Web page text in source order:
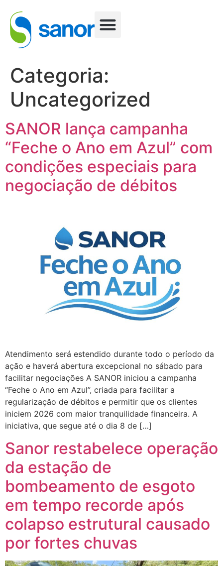
Categoria:
Uncategorized
SANOR lança campanha
“Feche o Ano em Azul” com
condições especiais para
negociação de débitos
Atendimento será estendido durante todo o período da
ação e haverá abertura excepcional no sábado para
facilitar negociações A SANOR iniciou a campanha
“Feche o Ano em Azul”, criada para facilitar a
regularização de débitos e permitir que os clientes
iniciem 2026 com maior tranquilidade financeira. A
iniciativa, que segue até o dia 8 de […]
Sanor restabelece operação
da estação de
bombeamento de esgoto
em tempo recorde após
colapso estrutural causado
por fortes chuvas